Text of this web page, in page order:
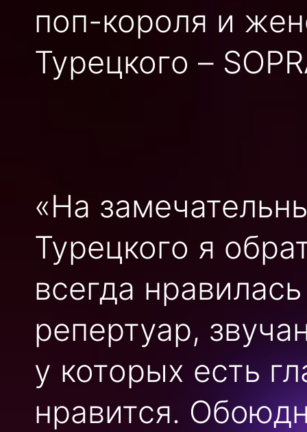
поп-короля и
Турецкого –
«На
Турецкого я
всегда
репертуар,
у которых есть
нравится.